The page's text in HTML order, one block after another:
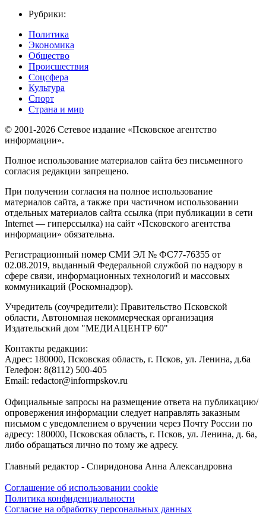
Рубрики:
Политика
Экономика
Общество
Происшествия
Соцсфера
Культура
Спорт
Страна и мир
© 2001-2026 Сетевое издание «Псковское агентство
информации».
Полное использование материалов сайта без письменного
согласия редакции запрещено.
При получении согласия на полное использование
материалов сайта, а также при частичном использовании
отдельных материалов сайта ссылка (при публикации в сети
Internet — гиперссылка) на сайт «Псковского агентства
информации» обязательна.
Регистрационный номер СМИ ЭЛ № ФС77-76355 от
02.08.2019, выданный Федеральной службой по надзору в
сфере связи, информационных технологий и массовых
коммуникаций (Роскомнадзор).
Учредитель (соучредители): Правительство Псковской
области, Автономная некоммерческая организация
Издательский дом "МЕДИАЦЕНТР 60"
Контакты редакции:
Адреc: 180000, Псковская область, г. Псков, ул. Ленина, д.6а
Телефон: 8(8112) 500-405
Email: redactor@informpskov.ru
Официальные запросы на размещение ответа на публикацию/
опровержения информации следует направлять заказным
письмом с уведомлением о вручении через Почту России по
адресу: 180000, Псковская область, г. Псков, ул. Ленина, д. 6а,
либо обращаться лично по тому же адресу.
Главный редактор - Спиридонова Анна Александровна
Соглашение об использовании cookie
Политика конфиденциальности
Согласие на обработку персональных данных